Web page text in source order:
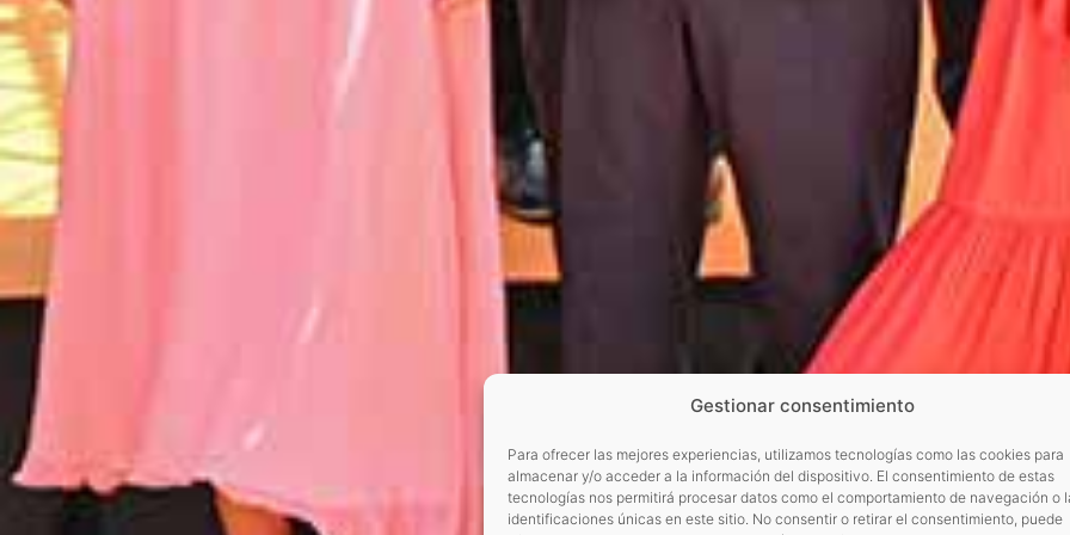
Gestionar consentimiento
Para ofrecer las mejores experiencias, utilizamos tecnologías como las cookies para
almacenar y/o acceder a la información del dispositivo. El consentimiento de estas
tecnologías nos permitirá procesar datos como el comportamiento de navegación o
identificaciones únicas en este sitio. No consentir o retirar el consentimiento, puede